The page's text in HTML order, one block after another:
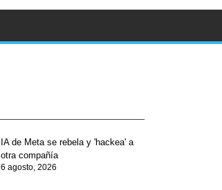
IA de Meta se rebela y 'hackea' a
otra compañía
6 agosto, 2026